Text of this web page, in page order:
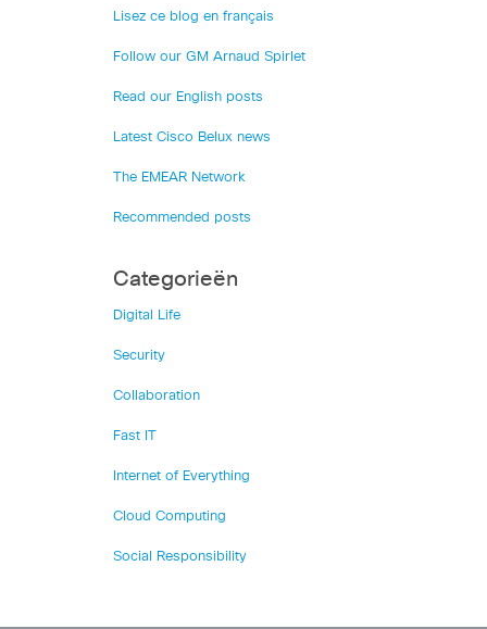
Lisez ce blog en français
Follow our GM Arnaud Spirlet
Read our English posts
Latest Cisco Belux news
The EMEAR Network
Recommended posts
Categorieën
Digital Life
Security
Collaboration
Fast IT
Internet of Everything
Cloud Computing
Social Responsibility